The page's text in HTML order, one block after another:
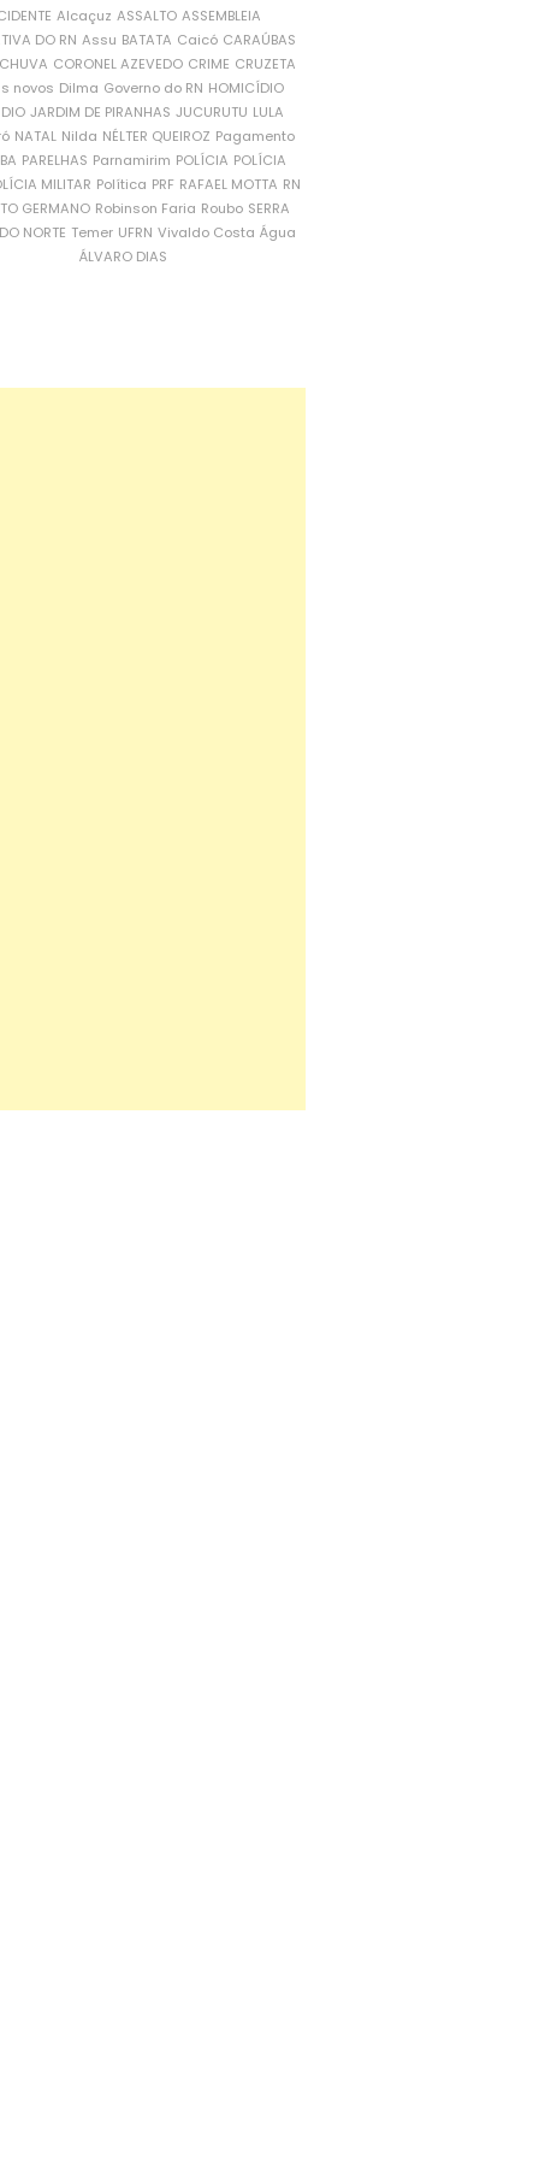
Alcaçuz ASSALTO ASSEMBLEIA
DO RN Assu BATATA Caicó CARAÚBAS
CORONEL AZEVEDO CRIME CRUZETA
novos Dilma Governo do RN HOMICÍDIO
JARDIM DE PIRANHAS JUCURUTU LULA
NATAL Nilda NÉLTER QUEIROZ Pagamento
PARELHAS Parnamirim POLÍCIA POLÍCIA
MILITAR Política PRF RAFAEL MOTTA RN
GERMANO Robinson Faria Roubo SERRA
NORTE Temer UFRN Vivaldo Costa Água
ÁLVARO DIAS